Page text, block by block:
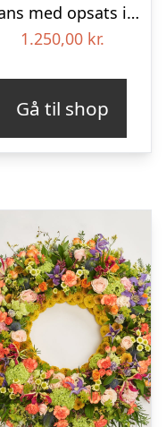
Krans med opsats i gule farver – Blomster til begravelse
1.250,00 kr.
Gå til shop